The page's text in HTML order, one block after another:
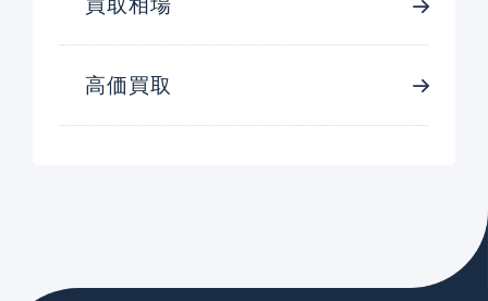
買取相場
高価買取